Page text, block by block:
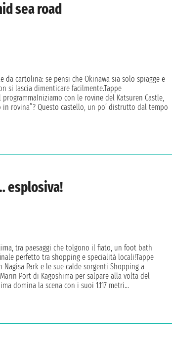
sea road
da cartolina: se pensi che Okinawa sia solo spiagge e
si lascia dimenticare facilmente.Tappe
con le rovine del Katsuren Castle,
rovina”? Questo castello, un po’ distrutto dal tempo
esplosiva!
tra paesaggi che tolgono il fiato, un foot bath
perfetto tra shopping e specialità locali!Tappe
Park e le sue calde sorgenti Shopping a
Port di Kagoshima per salpare alla volta del
domina la scena con i suoi 1.117 metri...